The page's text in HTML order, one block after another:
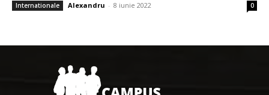
Internationale Alexandru - 8 iunie 2022 0